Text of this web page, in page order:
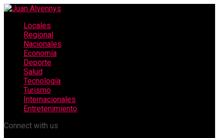
Locales
Regional
Nacionales
Economía
Deporte
Salud
Tecnología
Turismo
Internacionales
Entretenimiento
Connect with us